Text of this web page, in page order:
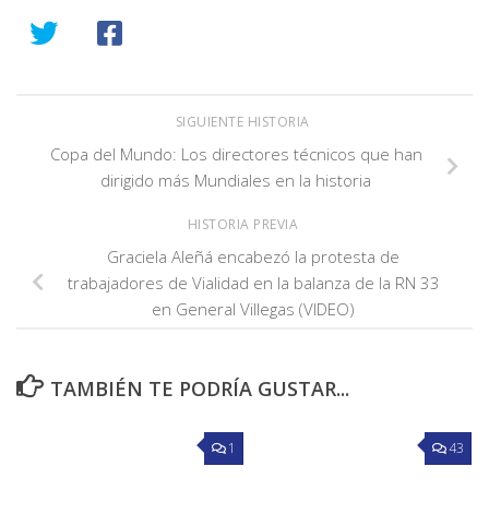
SIGUIENTE HISTORIA
Copa del Mundo: Los directores técnicos que han
dirigido más Mundiales en la historia
HISTORIA PREVIA
Graciela Aleñá encabezó la protesta de
trabajadores de Vialidad en la balanza de la RN 33
en General Villegas (VIDEO)
TAMBIÉN TE PODRÍA GUSTAR...
1 43